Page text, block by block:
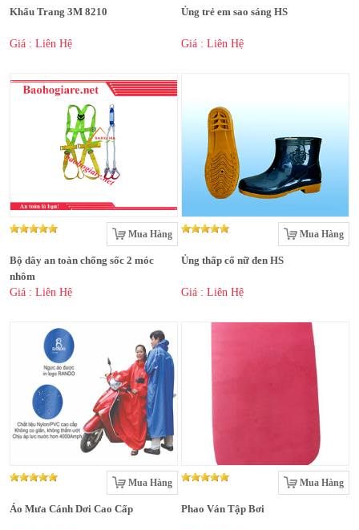
Khẩu Trang 3M 8210
Giá : Liên Hệ
Ủng trẻ em sao sáng HS
Giá : Liên Hệ
Mua Hàng
Bộ dây an toàn chống sốc 2 móc
nhôm
Giá : Liên Hệ
Mua Hàng
Ủng thấp cổ nữ đen HS
Giá : Liên Hệ
Mua Hàng
Áo Mưa Cánh Dơi Cao Cấp
Mua Hàng
Phao Ván Tập Bơi